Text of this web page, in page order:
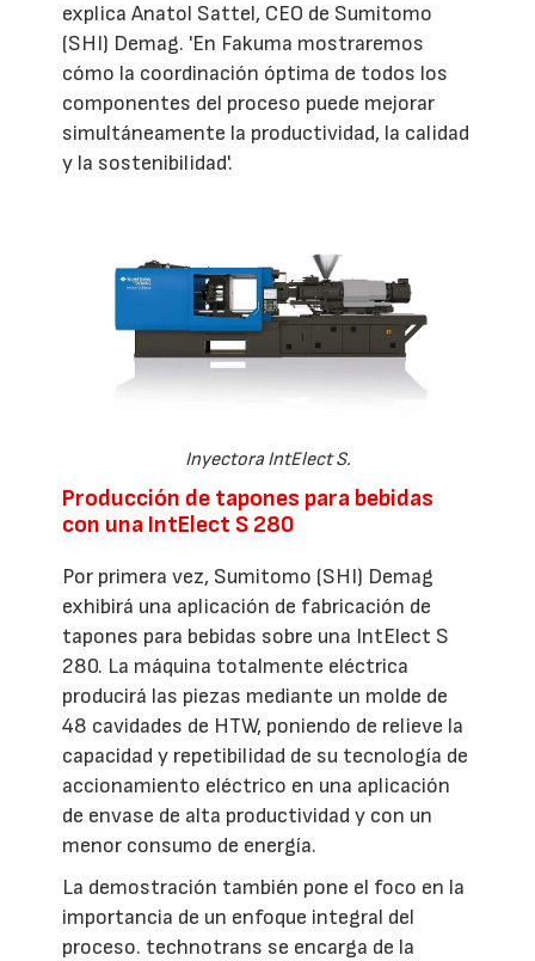
explica Anatol Sattel, CEO de Sumitomo
(SHI) Demag. 'En Fakuma mostraremos
cómo la coordinación óptima de todos los
componentes del proceso puede mejorar
simultáneamente la productividad, la calidad
y la sostenibilidad'.
Inyectora IntElect S.
Producción de tapones para bebidas
con una IntElect S 280
Por primera vez, Sumitomo (SHI) Demag
exhibirá una aplicación de fabricación de
tapones para bebidas sobre una IntElect S
280. La máquina totalmente eléctrica
producirá las piezas mediante un molde de
48 cavidades de HTW, poniendo de relieve la
capacidad y repetibilidad de su tecnología de
accionamiento eléctrico en una aplicación
de envase de alta productividad y con un
menor consumo de energía.
La demostración también pone el foco en la
importancia de un enfoque integral del
proceso. technotrans se encarga de la